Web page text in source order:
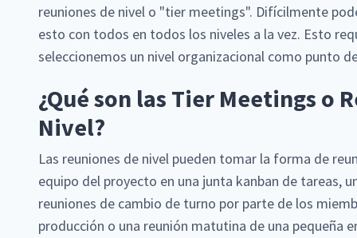
reuniones de nivel o "tier meetings". Difícilmente
esto con todos en todos los niveles a la vez. Esto
seleccionemos un nivel organizacional como punto
¿Qué son las Tier Meetings o
Nivel?
Las reuniones de nivel pueden tomar la forma de
equipo del proyecto en una junta kanban de tareas,
reuniones de cambio de turno por parte de los
producción o una reunión matutina de una pequeña